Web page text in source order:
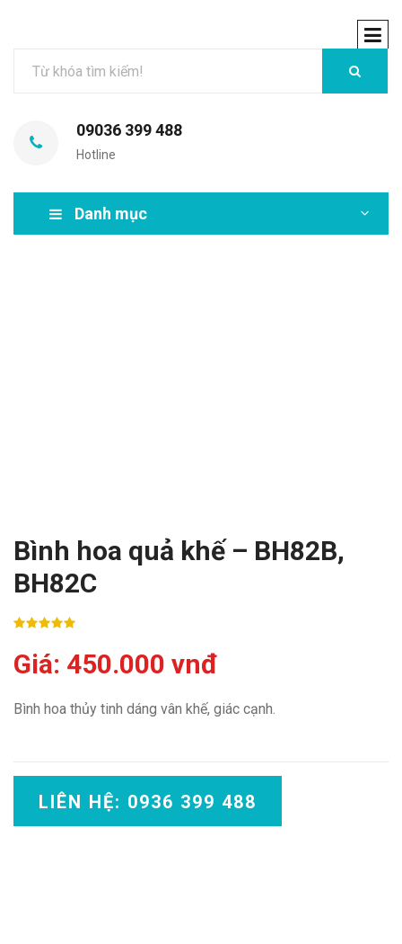
09036 399 488
Hotline
Danh mục
Bình hoa quả khế – BH82B,
BH82C
Giá: 450.000 vnđ
Bình hoa thủy tinh dáng vân khế, giác cạnh.
LIÊN HỆ: 0936 399 488